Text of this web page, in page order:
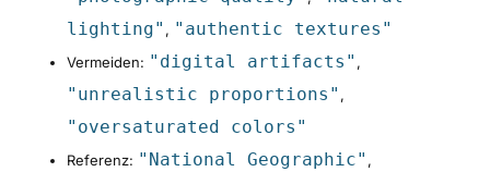
lighting" , "authentic textures"
Vermeiden: "digital artifacts" ,
"unrealistic proportions" ,
"oversaturated colors"
Referenz: "National Geographic" ,